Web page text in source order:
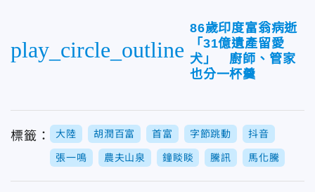
play_circle_outline
86歲印度富翁病逝
「31億遺產留愛
犬」 廚師、管家
也分一杯羹
標籤： 大陸 胡潤百富 首富 字節跳動 抖音
張一鳴 農夫山泉 鐘睒睒 騰訊 馬化騰